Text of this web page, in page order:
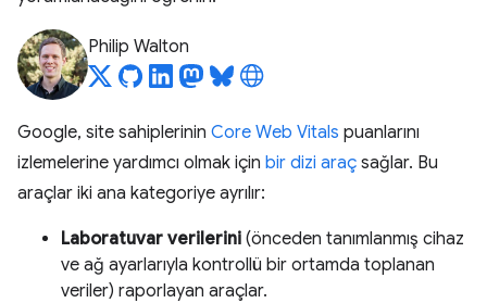
Philip Walton
Google, site sahiplerinin Core Web Vitals puanlarını
izlemelerine yardımcı olmak için bir dizi araç sağlar. Bu
araçlar iki ana kategoriye ayrılır:
Laboratuvar verilerini (önceden tanımlanmış cihaz
ve ağ ayarlarıyla kontrollü bir ortamda toplanan
veriler) raporlayan araçlar.